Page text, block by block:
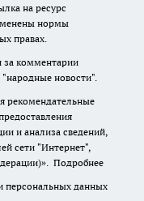
на ресурс
нормы
правах.
за комментарии
"народные новости".
рекомендательные
и анализа сведений,
сети "Интернет",
Подробнее
персональных данных